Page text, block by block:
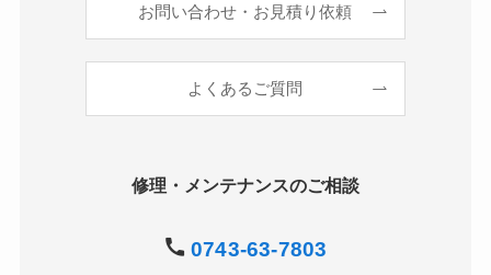
お問い合わせ・お見積り依頼
よくあるご質問
修理・メンテナンスのご相談
0743-63-7803